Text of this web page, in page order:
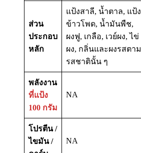
ส่วน
ประกอบ
หลัก
แป้งสาลี, น้ำตาล, แป้ง
ข้าวโพด, น้ำมันพืช,
ผงฟู, เกลือ, เวย์ผง, ไข่
ผง, กลิ่นและผงรสตาม
รสชาตินั้น ๆ
พลังงาน
ที่แป้ง
100 กรัม
NA
โปรตีน /
ไขมัน /
NA